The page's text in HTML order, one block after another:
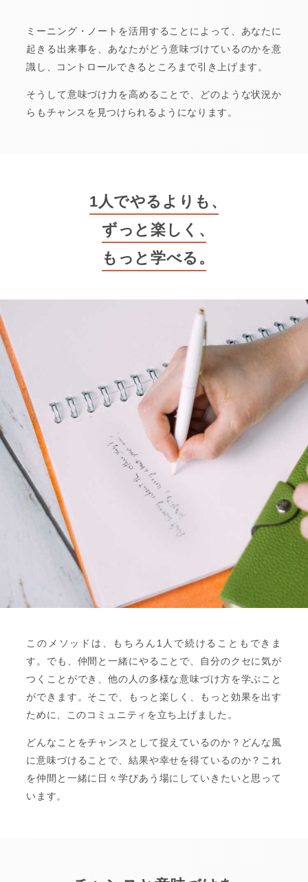
ミーニング・ノートを活用することによって、あなたに
起きる出来事を、あなたがどう意味づけているのかを意
識し、コントロールできるところまで引き上げます。
そうして意味づけ力を高めることで、どのような状況か
らもチャンスを見つけられるようになります。
1人でやるよりも 、
ずっと楽しく 、
もっと学べる 。
このメソッドは、もちろん1人で続けることもできま
す。でも、仲間と一緒にやることで、自分のクセに気が
つくことができ、他の人の多様な意味づけ方を学ぶこと
ができます。そこで、もっと楽しく、もっと効果を出す
ために、このコミュニティを立ち上げました。
どんなことをチャンスとして捉えているのか？どんな風
に意味づけることで、結果や幸せを得ているのか？これ
を仲間と一緒に日々学びあう場にしていきたいと思って
います。